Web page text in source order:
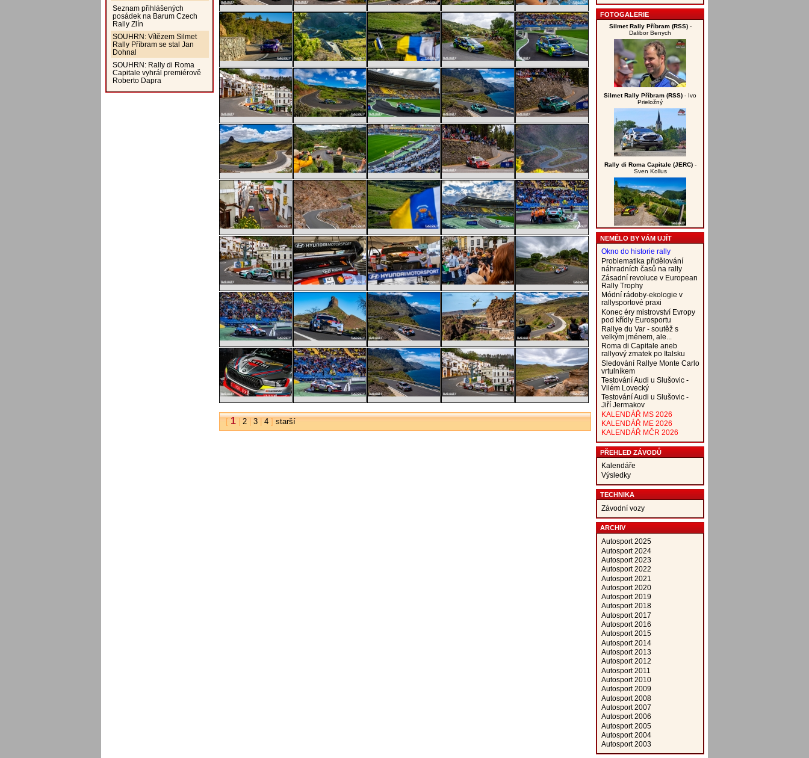
Seznam přihlášených
posádek na Barum Czech
Rally Zlín
SOUHRN: Vítězem Silmet
Rally Příbram se stal Jan
Dohnal
SOUHRN: Rally di Roma
Capitale vyhrál premiérově
Roberto Dapra
[ 1| 2| 3| 4] starší
FOTOGALERIE
Silmet Rally Příbram (RSS)-
Dalibor Benych
Silmet Rally Příbram (RSS) - Ivo
Prieložný
Rally di Roma Capitale (JERC)-
Sven Kollus
NEMĚLO BY VÁM UJÍT
Okno do historie rally
Problematika přidělování
náhradních časů na rally
Zásadní revoluce v European
Rally Trophy
Módní rádoby-ekologie v
rallysportové praxi
Konec éry mistrovství Evropy
pod křídly Eurosportu
Rallye du Var - soutěž s
velkým jménem, ale...
Roma di Capitale aneb
rallyový zmatek po Italsku
Sledování Rallye Monte Carlo
vrtulníkem
Testování Audi u Slušovic -
Vilém Lovecký
Testování Audi u Slušovic -
Jiří Jermakov
KALENDÁŘ MS 2026
KALENDÁŘ ME 2026
KALENDÁŘ MČR 2026
PŘEHLED ZÁVODŮ
Kalendáře
Výsledky
TECHNIKA
Závodní vozy
ARCHIV
Autosport 2025
Autosport 2024
Autosport 2023
Autosport 2022
Autosport 2021
Autosport 2020
Autosport 2019
Autosport 2018
Autosport 2017
Autosport 2016
Autosport 2015
Autosport 2014
Autosport 2013
Autosport 2012
Autosport 2011
Autosport 2010
Autosport 2009
Autosport 2008
Autosport 2007
Autosport 2006
Autosport 2005
Autosport 2004
Autosport 2003